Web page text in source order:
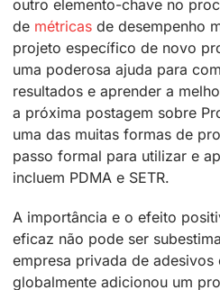
outro elemento-chave no
de métricas de desempenho
projeto específico de novo
uma poderosa ajuda para
resultados e aprender a
a próxima postagem sobre
uma das muitas formas de
passo formal para utilizar e
incluem PDMA e SETR.
A importância e o efeito
eficaz não pode ser
empresa privada de adesivos
globalmente adicionou um